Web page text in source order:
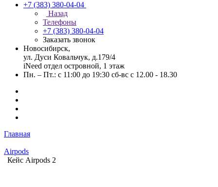
+7 (383) 380-04-04
Назад
Телефоны
+7 (383) 380-04-04
Заказать звонок
Новосибирск,
ул. Дуси Ковальчук, д.179/4
iNeed отдел островной, 1 этаж
Пн. – Пт.: с 11:00 до 19:30 сб-вс с 12.00 - 18.30
Главная
Airpods
Кейс Airpods 2